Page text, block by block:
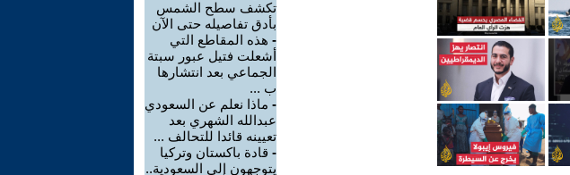
تكشف سطح الشمس
بأدق تفاصيله حتى الآن
- هذه المقاطع التي
أشعلت فتيل عبور سبتة
الجماعي بعد انتشارها
ب ...
- ماذا نعلم عن السعودي
عبدالله الشهري بعد
تعيينه قائدا للتحالف ...
- قادة باكستان وتركيا
يتوجهون إلى السعودية..